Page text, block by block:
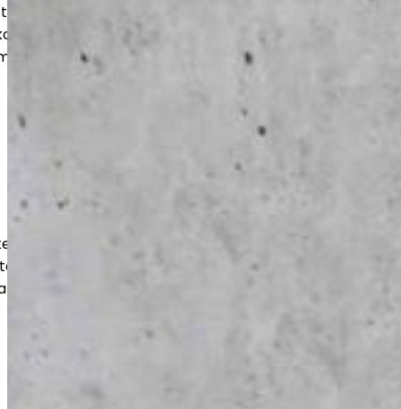
pinnoitukset ja korjaukset myös
Saat kestävän ja siistin
arjessa ja näyttää hyvältä vuosien
ja tehokkaasti toteutetut
varastoihin ja liiketiloihin. Työt
vastaaviksi.